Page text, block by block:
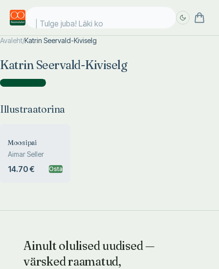
Tulge juba! Läki koo
Avaleht/Katrin Seervald-Kiviselg
Katrin Seervald-Kiviselg
Illustraatorina )
Illustraatorina
Moosipai
Aimar Seller
14.70 € Osta
Ainult olulised uudised —
värsked raamatud,